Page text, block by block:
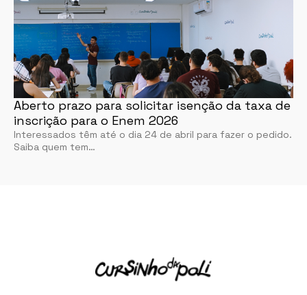
Aberto prazo para solicitar isenção da taxa de
inscrição para o Enem 2026
Interessados têm até o dia 24 de abril para fazer o pedido.
Saiba quem tem…